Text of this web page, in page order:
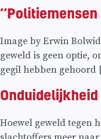
Image by Erwin
geweld is geen optie,
gegil hebben gehoord
Hoewel geweld tegen